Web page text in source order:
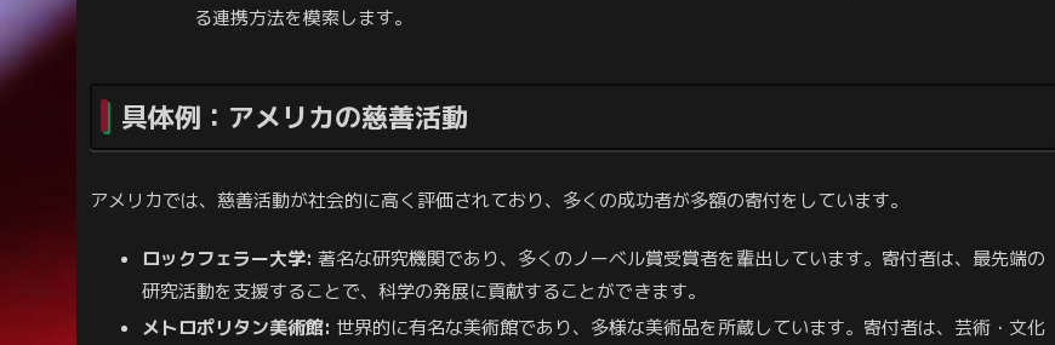
る連携方法を模索します。
具体例：アメリカの慈善活動
アメリカでは、慈善活動が社会的に高く評価されており、多くの成功者が多額の寄付をしています。
ロックフェラー大学: 著名な研究機関であり、多くのノーベル賞受賞者を輩出しています。寄付者は、最先端の
研究活動を支援することで、科学の発展に貢献することができます。
メトロポリタン美術館: 世界的に有名な美術館であり、多様な美術品を所蔵しています。寄付者は、芸術・文化